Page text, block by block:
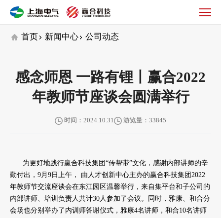
首页 新闻中心 公司动态
感念师恩 一路有锂丨赢合2022
年教师节座谈会圆满举行
时间：2024.10.31 游览量：33845
为更好地践行赢合科技集团“传帮带”文化，感谢内部讲师的辛
勤付出，9月9日上午， 由人才创新中心主办的赢合科技集团2022
年教师节交流座谈会在东江园区温馨举行，来自集平台和子公司的
内部讲师、培训负责人共计30人参加了会议。同时，雅康、和合分
会场也分别举办了内训师答谢仪式，雅康4名讲师，和合10名讲师